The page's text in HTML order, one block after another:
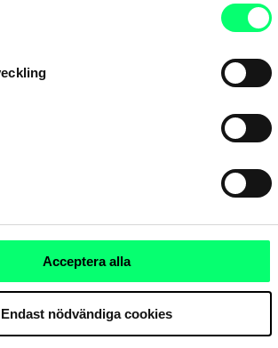
Acceptera alla
Endast nödvändiga cookies
Aktia Livförsäkring Ab